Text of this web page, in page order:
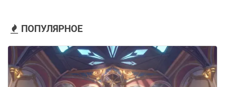
ПОПУЛЯРНОЕ